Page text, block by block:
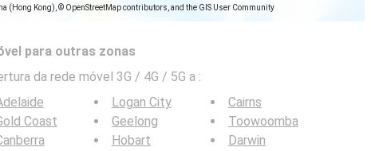
(Hong Kong), © OpenStreetMap contributors, and the GIS User Community
para outras zonas
da rede móvel 3G / 4G / 5G a :
Coast
Logan City
Geelong
Hobart
Cairns
Toowoomba
Darwin